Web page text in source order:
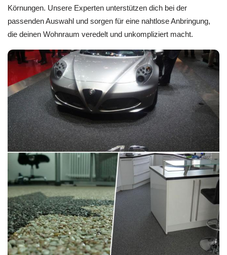
Körnungen. Unsere Experten unterstützen dich bei der
passenden Auswahl und sorgen für eine nahtlose Anbringung,
die deinen Wohnraum veredelt und unkompliziert macht.